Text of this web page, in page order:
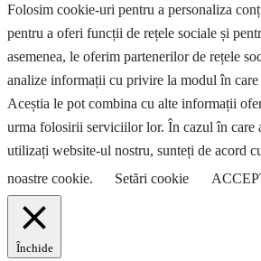
Folosim cookie-uri pentru a personaliza
pentru a oferi funcții de rețele sociale și
asemenea, le oferim partenerilor de rețele
analize informații cu privire la modul în
Aceștia le pot combina cu alte informații
urma folosirii serviciilor lor. În cazul în care
utilizați website-ul nostru, sunteți de acord
noastre cookie.
Setări cookie
Închide